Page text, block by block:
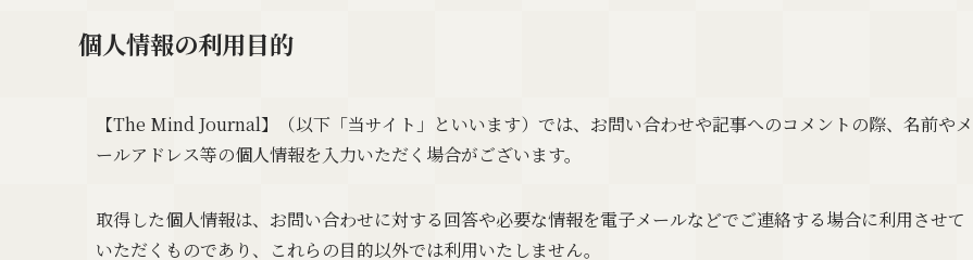
個人情報の利用目的
【The Mind Journal】（以下「当サイト」といいます）では、お問い合わせや記事へのコメントの際、名前やメ
ールアドレス等の個人情報を入力いただく場合がございます。
取得した個人情報は、お問い合わせに対する回答や必要な情報を電子メールなどでご連絡する場合に利用させて
いただくものであり、これらの目的以外では利用いたしません。